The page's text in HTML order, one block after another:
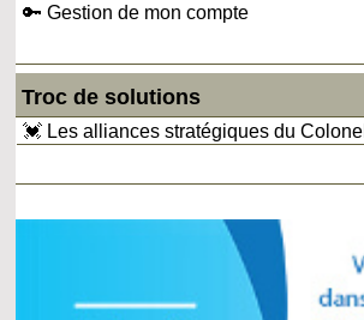
🔑 Gestion de mon compte
Troc de solutions
💓 Les alliances stratégiques du Colonel